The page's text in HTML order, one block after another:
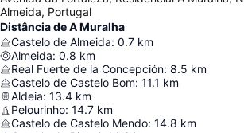
Almeida, Portugal
Distância de A Muralha
Castelo de Almeida: 0.7 km
Almeida: 0.8 km
Real Fuerte de la Concepción: 8.5 km
Castelo de Castelo Bom: 11.1 km
Aldeia: 13.4 km
Pelourinho: 14.7 km
Castelo de Castelo Mendo: 14.8 km